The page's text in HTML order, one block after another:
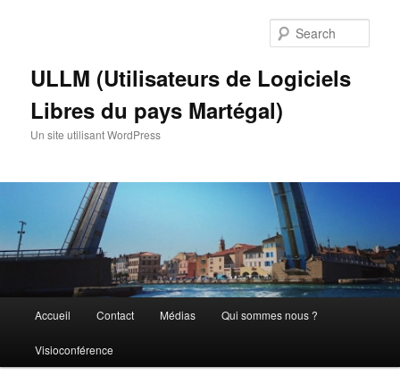
ULLM (Utilisateurs de Logiciels
Libres du pays Martégal)
Un site utilisant WordPress
Accueil Contact Médias Qui sommes nous ?
Visioconférence